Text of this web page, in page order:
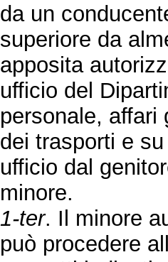
da un
superiore da
apposita
ufficio del
personale, affari
dei trasporti e
ufficio dal
minore.
1-ter. Il minore
può procedere